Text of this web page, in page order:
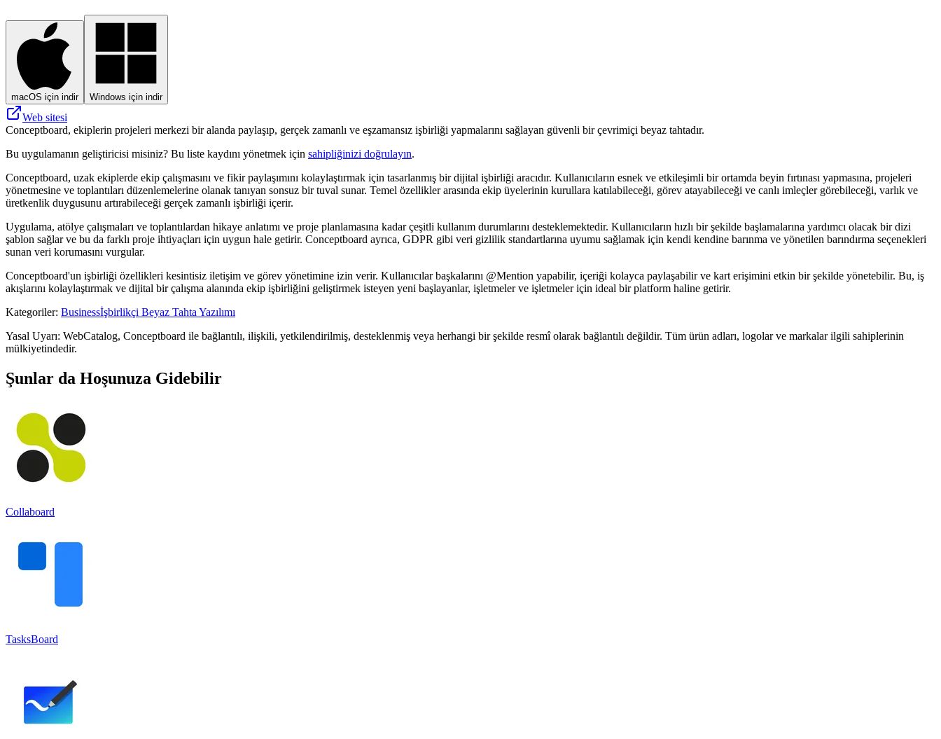
macOS için indir Windows için indir
Web sitesi
Conceptboard, ekiplerin projeleri merkezi bir alanda paylaşıp, gerçek zamanlı ve eşzamansız işbirliği yapmalarını sağlayan güvenli bir çevrimiçi beyaz tahtadır.
Bu uygulamanın geliştiricisi misiniz? Bu liste kaydını yönetmek için sahipliğinizi doğrulayın.
Conceptboard, uzak ekiplerde ekip çalışmasını ve fikir paylaşımını kolaylaştırmak için tasarlanmış bir dijital işbirliği aracıdır. Kullanıcıların esnek ve etkileşimli bir ortamda beyin fırtınası yapmasına, projeleri
yönetmesine ve toplantıları düzenlemelerine olanak tanıyan sonsuz bir tuval sunar. Temel özellikler arasında ekip üyelerinin kurullara katılabileceği, görev atayabileceği ve canlı imleçler görebileceği, varlık ve
üretkenlik duygusunu artırabileceği gerçek zamanlı işbirliği içerir.
Uygulama, atölye çalışmaları ve toplantılardan hikaye anlatımı ve proje planlamasına kadar çeşitli kullanım durumlarını desteklemektedir. Kullanıcıların hızlı bir şekilde başlamalarına yardımcı olacak bir dizi
şablon sağlar ve bu da farklı proje ihtiyaçları için uygun hale getirir. Conceptboard ayrıca, GDPR gibi veri gizlilik standartlarına uyumu sağlamak için kendi kendine barınma ve yönetilen barındırma seçenekleri
sunan veri korumasını vurgular.
Conceptboard'un işbirliği özellikleri kesintisiz iletişim ve görev yönetimine izin verir. Kullanıcılar başkalarını @Mention yapabilir, içeriği kolayca paylaşabilir ve kart erişimini etkin bir şekilde yönetebilir. Bu, iş
akışlarını kolaylaştırmak ve dijital bir çalışma alanında ekip işbirliğini geliştirmek isteyen yeni başlayanlar, işletmeler ve işletmeler için ideal bir platform haline getirir.
Kategoriler: Businessİşbirlikçi Beyaz Tahta Yazılımı
Yasal Uyarı: WebCatalog, Conceptboard ile bağlantılı, ilişkili, yetkilendirilmiş, desteklenmiş veya herhangi bir şekilde resmî olarak bağlantılı değildir. Tüm ürün adları, logolar ve markalar ilgili sahiplerinin
mülkiyetindedir.
Şunlar da Hoşunuza Gidebilir
Collaboard
TasksBoard